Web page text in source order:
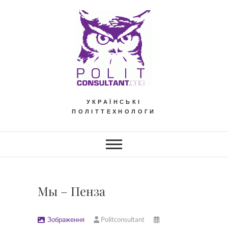
УКРАЇНСЬКІ
ПОЛІТТЕХНОЛОГИ
Мы – Пенза
Зображення
Politconsultant